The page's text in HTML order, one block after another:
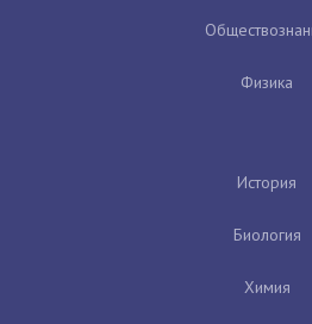
Физика
История
Биология
Химия